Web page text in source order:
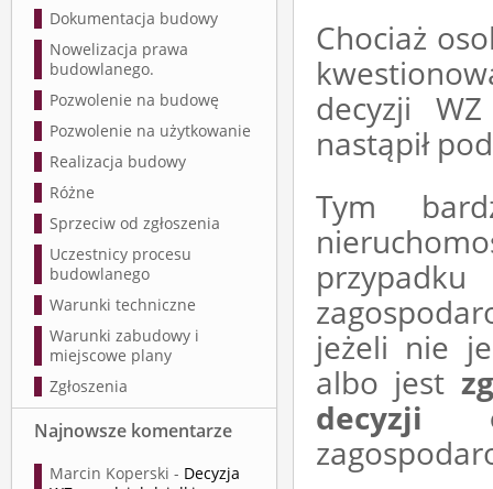
Chociaż
decyzji
nastąpił
Tym
jeżeli nie
albo jest
decyzji
Dokumentacja budowy
Nowelizacja prawa
budowlanego.
Pozwolenie na budowę
Pozwolenie na użytkowanie
Realizacja budowy
Różne
Sprzeciw od zgłoszenia
Uczestnicy procesu
budowlanego
Warunki techniczne
Warunki zabudowy i
miejscowe plany
Zgłoszenia
Najnowsze komentarze
Marcin Koperski - Decyzja